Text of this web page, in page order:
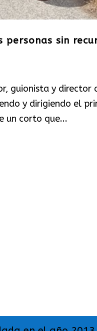
sin
guionista y director
y dirigiendo el
un corto que...